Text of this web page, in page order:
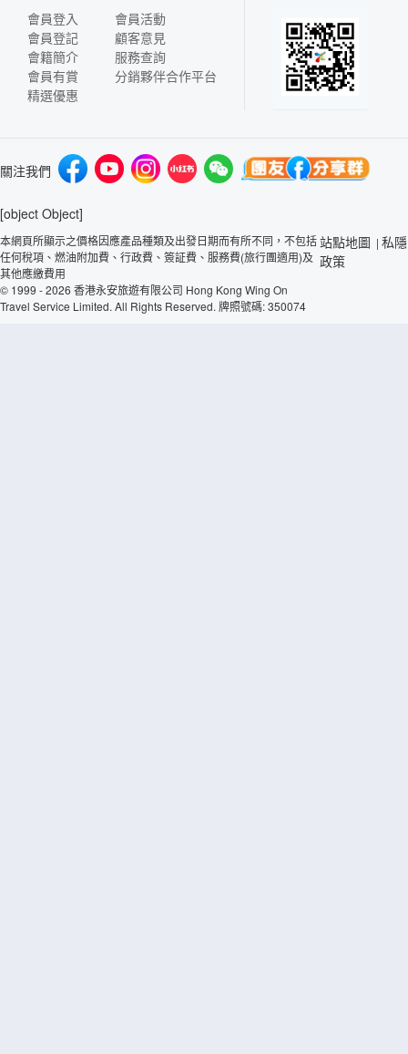
會員登入
會員登記
會籍簡介
會員有賞
精選優惠
會員活動
顧客意見
服務查詢
分銷夥伴合作平台
關注我們
[object Object]
本網頁所顯示之價格因應產品種類及出發日期而有所不同，不包括
任何稅項、燃油附加費、行政費、簽証費、服務費(旅行團適用)及
其他應繳費用
© 1999 - 2026 香港永安旅遊有限公司 Hong Kong Wing On
Travel Service Limited. All Rights Reserved. 牌照號碼: 350074
站點地圖 | 私隱
政策